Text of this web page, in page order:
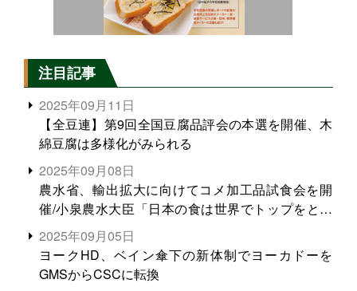
注目記事
2025年09月11日
【全豆連】第9回全国豆腐品評会の本選を開催、木
綿豆腐は多様化がみられる
2025年09月08日
農水省、輸出拡大に向けてコメ加工品試食会を開
催/小泉農水大臣「日本の食は世界でトップをとれ
る。米増産に向けて、米輸出需要の拡大を」
2025年09月05日
ヨークHD、ベイン傘下の新体制でヨーカドーを
GMSからCSCに転換